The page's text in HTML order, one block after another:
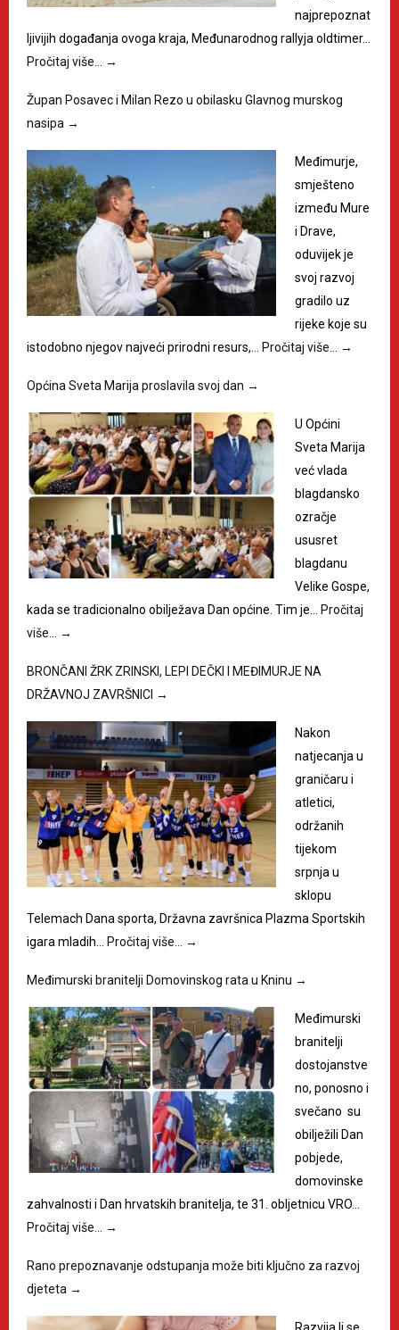
najprepoznat
ljivijih događanja ovoga kraja, Međunarodnog rallyja oldtimer…
Pročitaj više…
→
Župan Posavec i Milan Rezo u obilasku Glavnog murskog
nasipa →
Međimurje,
smješteno
između Mure
i Drave,
oduvijek je
svoj razvoj
gradilo uz
rijeke koje su
istodobno njegov najveći prirodni resurs,…
Pročitaj više… →
Općina Sveta Marija proslavila svoj dan →
U Općini
Sveta Marija
već vlada
blagdansko
ozračje
ususret
blagdanu
Velike Gospe,
kada se tradicionalno obilježava Dan općine. Tim je…
Pročitaj
više…
→
BRONČANI ŽRK ZRINSKI, LEPI DEČKI I MEĐIMURJE NA
DRŽAVNOJ ZAVRŠNICI →
Nakon
natjecanja u
graničaru i
atletici,
održanih
tijekom
srpnja u
sklopu
Telemach Dana sporta, Državna završnica Plazma Sportskih
igara mladih…
Pročitaj više… →
Međimurski branitelji Domovinskog rata u Kninu →
Međimurski
branitelji
dostojanstve
no, ponosno i
svečano su
obilježili Dan
pobjede,
domovinske
zahvalnosti i Dan hrvatskih branitelja, te 31. obljetnicu VRO…
Pročitaj više…
→
Rano prepoznavanje odstupanja može biti ključno za razvoj
djeteta →